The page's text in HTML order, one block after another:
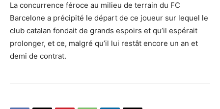
La concurrence féroce au milieu de terrain du FC
Barcelone a précipité le départ de ce joueur sur lequel le
club catalan fondait de grands espoirs et qu’il espérait
prolonger, et ce, malgré qu’il lui restât encore un an et
demi de contrat.